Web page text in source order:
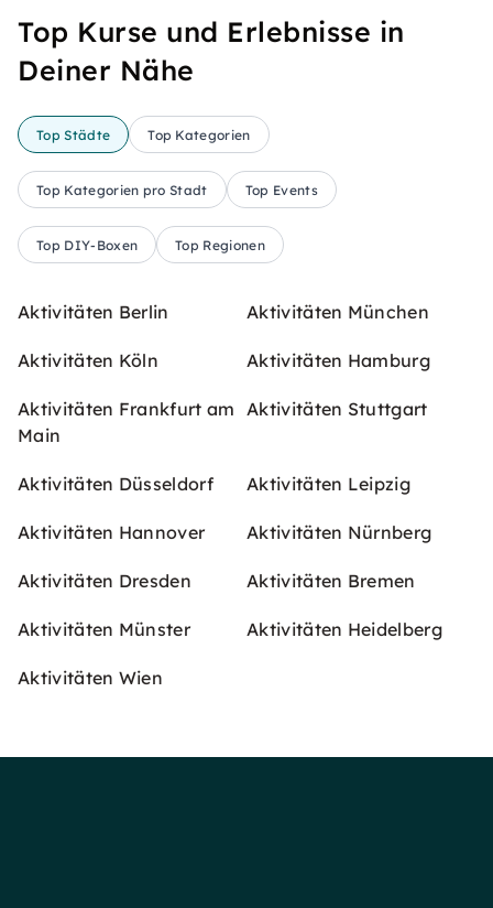
Top Kurse und Erlebnisse in
Deiner Nähe
Top Städte Top Kategorien
Top Kategorien pro Stadt Top Events
Top DIY-Boxen Top Regionen
Aktivitäten Berlin Aktivitäten München
Aktivitäten Köln Aktivitäten Hamburg
Aktivitäten Frankfurt am
Main
Aktivitäten Stuttgart
Aktivitäten Düsseldorf Aktivitäten Leipzig
Aktivitäten Hannover Aktivitäten Nürnberg
Aktivitäten Dresden Aktivitäten Bremen
Aktivitäten Münster Aktivitäten Heidelberg
Aktivitäten Wien